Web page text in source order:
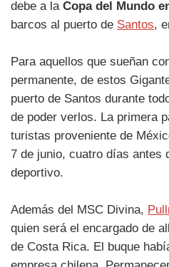
debe a la Copa del Mundo
barcos al puerto de Santos,
Para aquellos que sueñan
permanente, de estos
puerto de Santos durante
de poder verlos. La primera
turistas proveniente de
7 de junio, cuatro días antes
deportivo.
Además del MSC Divina,
quien será el encargado de
de Costa Rica. El buque